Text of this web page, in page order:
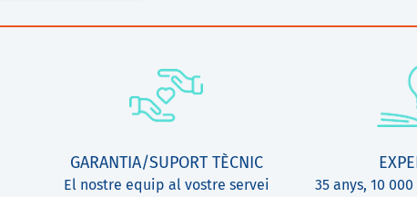
GARANTIA/SUPORT TÈCNIC
El nostre equip al vostre servei 35 anys, 10